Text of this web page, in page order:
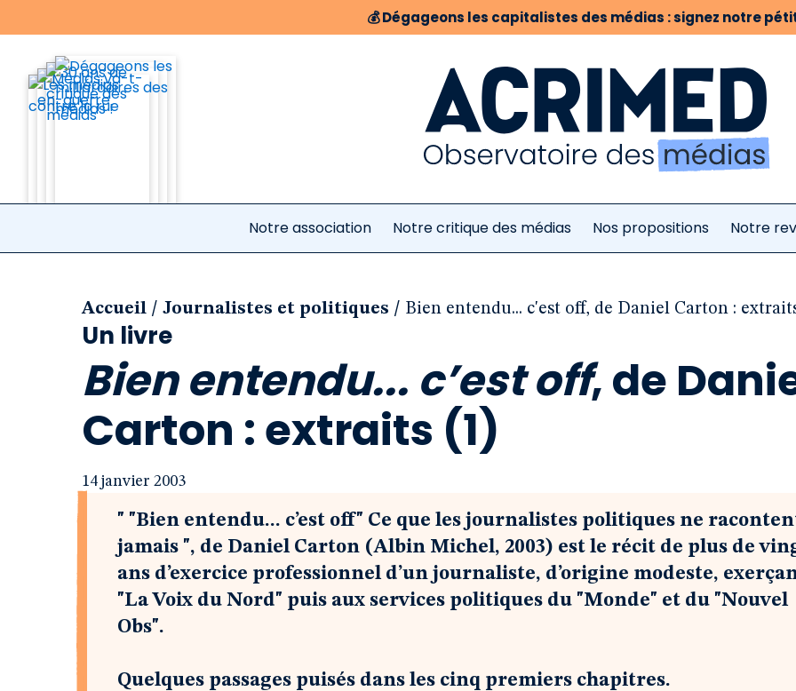
💰Dégageons les capitalistes des médias : signez notre
Notre association Notre critique des médias Nos propositions Notre
Accueil / Journalistes et politiques / Bien entendu... c'est off, de Daniel Carton :
Un livre
Bien entendu... c’est off, de
Carton : extraits (1)
14 janvier 2003
" "Bien entendu... c’est off" Ce que les journalistes politiques ne
jamais ", de Daniel Carton (Albin Michel, 2003) est le récit de plus de
ans d’exercice professionnel d’un journaliste, d’origine modeste,
"La Voix du Nord" puis aux services politiques du "Monde" et du "Nouvel
Obs".
Quelques passages puisés dans les cinq premiers chapitres.